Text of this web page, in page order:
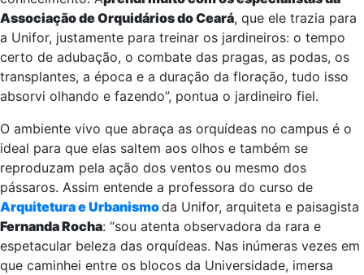
Associação de Orquidários do Ceará, que ele trazia para
a Unifor, justamente para treinar os jardineiros: o tempo
certo de adubação, o combate das pragas, as podas, os
transplantes, a época e a duração da floração, tudo isso
absorvi olhando e fazendo”, pontua o jardineiro fiel.
O ambiente vivo que abraça as orquídeas no campus é o
ideal para que elas saltem aos olhos e também se
reproduzam pela ação dos ventos ou mesmo dos
pássaros. Assim entende a professora do curso de
Arquitetura e Urbanismoda Unifor, arquiteta e paisagista
Fernanda Rocha: “sou atenta observadora da rara e
espetacular beleza das orquídeas. Nas inúmeras vezes em
que caminhei entre os blocos da Universidade, imersa